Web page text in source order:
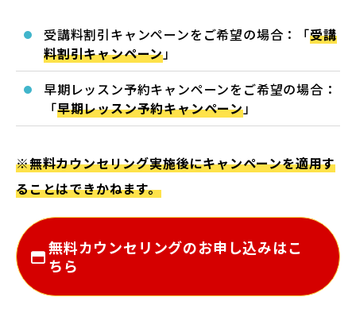
受講料割引キャンペーンをご希望の場合：「受講
料割引キャンペーン」
早期レッスン予約キャンペーンをご希望の場合：
「早期レッスン予約キャンペーン」
※無料カウンセリング実施後にキャンペーンを適用す
ることはできかねます。
無料カウンセリングのお申し込みはこ
ちら